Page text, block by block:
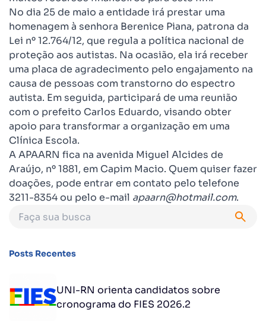
No dia 25 de maio a entidade irá prestar uma
homenagem à senhora Berenice Piana, patrona da
Lei nº 12.764/12, que regula a política nacional de
proteção aos autistas. Na ocasião, ela irá receber
uma placa de agradecimento pelo engajamento na
causa de pessoas com transtorno do espectro
autista. Em seguida, participará de uma reunião
com o prefeito Carlos Eduardo, visando obter
apoio para transformar a organização em uma
Clínica Escola.
A APAARN fica na avenida Miguel Alcides de
Araújo, nº 1881, em Capim Macio. Quem quiser fazer
doações, pode entrar em contato pelo telefone
3211-8354 ou pelo e-mail apaarn@hotmail.com.
Posts Recentes
UNI-RN orienta candidatos sobre
cronograma do FIES 2026.2